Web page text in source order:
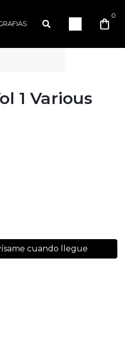
0
1 Various
cuando llegue